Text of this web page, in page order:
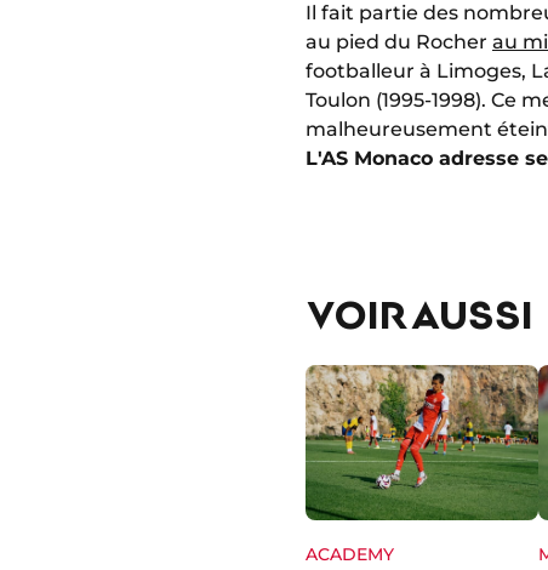
Il fait partie des
au pied du Rocher au
footballeur à Limoges,
Toulon (1995-1998). Ce
malheureusement
L'AS Monaco adresse
VOIR AUSSI
ACADEMY